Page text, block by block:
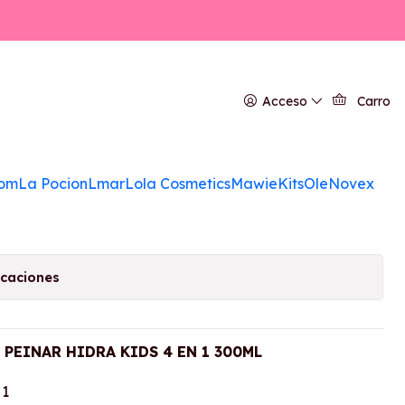
Acceso Carro
La PocionLmarLola CosmeticsMawieKitsOleNovex
Hidra Multy Kids
de favoritos
PEINAR HIDRA KIDS 4 EN 1 300ML